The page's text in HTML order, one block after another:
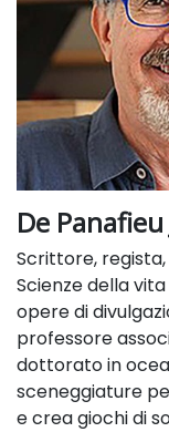
De
Scrittore,
Scienze della
opere di
professore
dottorato in
sceneggiature
e crea giochi di